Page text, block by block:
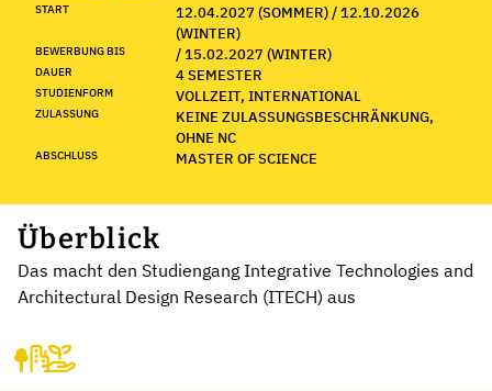
START
12.04.2027 (SOMMER) / 12.10.2026
(WINTER)
BEWERBUNG BIS / 15.02.2027 (WINTER)
DAUER 4 SEMESTER
STUDIENFORM VOLLZEIT, INTERNATIONAL
ZULASSUNG
KEINE ZULASSUNGSBESCHRÄNKUNG,
OHNE NC
ABSCHLUSS MASTER OF SCIENCE
Überblick
Das macht den Studiengang Integrative Technologies and
Architectural Design Research (ITECH) aus